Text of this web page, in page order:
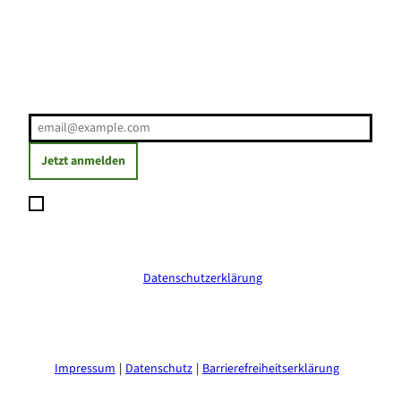
Jetzt anmelden
erhalte ich in derDatenschutzerklärung
Impressum Datenschutz Barrierefreiheitserklärung